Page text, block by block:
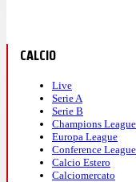
CALCIO
Live
Serie A
Serie B
Champions League
Europa League
Conference League
Calcio Estero
Calciomercato